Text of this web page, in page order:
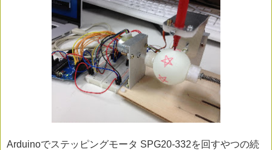
Arduinoでステッピングモータ SPG20-332を回すやつの続